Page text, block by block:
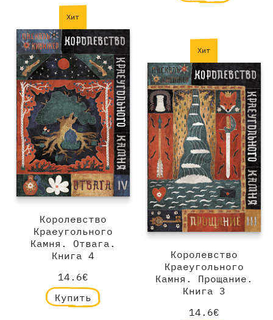
Хит
Королевство
Краеугольного
Камня. Отвага.
Книга 4
14.6€
Купить
Хит
Королевство
Краеугольного
Камня. Прощание.
Книга 3
14.6€